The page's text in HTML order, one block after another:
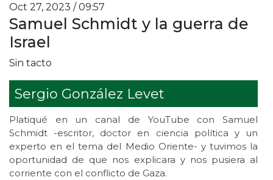
Oct 27, 2023 / 09:57
Samuel Schmidt y la guerra de
Israel
Sin tacto
Sergio González Levet
Platiqué en un canal de YouTube con Samuel
Schmidt -escritor, doctor en ciencia política y un
experto en el tema del Medio Oriente- y tuvimos la
oportunidad de que nos explicara y nos pusiera al
corriente con el conflicto de Gaza.